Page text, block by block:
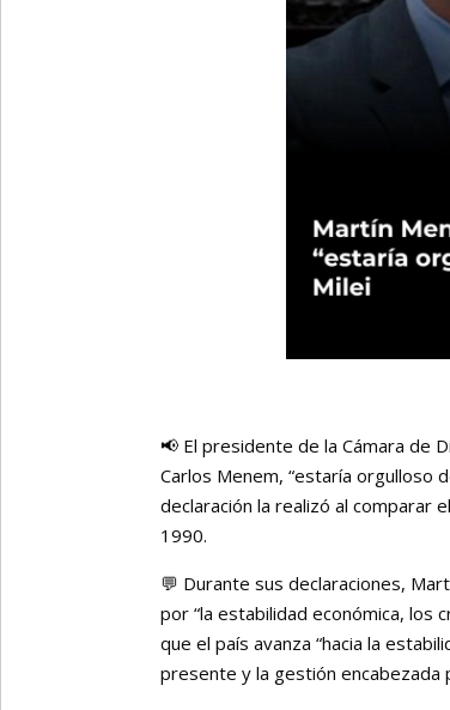
📢 El presidente de la Cámara de
Carlos Menem, “estaría orgulloso
declaración la realizó al comparar
1990.
💬 Durante sus declaraciones,
por “la estabilidad económica, los
que el país avanza “hacia la
presente y la gestión encabezada